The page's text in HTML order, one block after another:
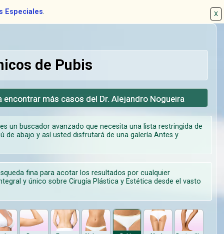
X
Especiales.
de Pubis
más casos del Dr. Alejandro Nogueira
un buscador avanzado que necesita una lista restringida de
abajo y así usted disfrutará de una galería Antes y
fina para acotar los resultados por cualquier
y único sobre Cirugía Plástica y Estética desde el vasto